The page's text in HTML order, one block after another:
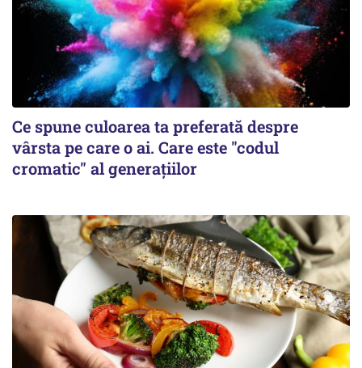
Ce spune culoarea ta preferată despre
vârsta pe care o ai. Care este "codul
cromatic" al generațiilor